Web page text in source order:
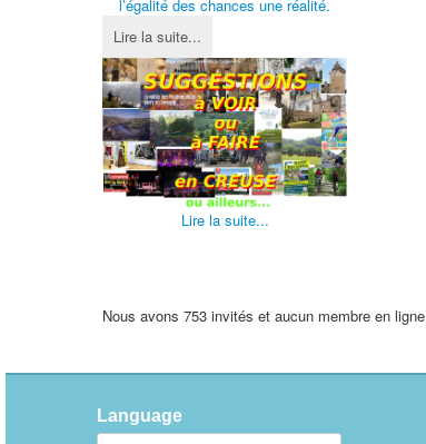
l’égalité des chances une réalité.
Lire la suite...
Lire la suite...
Nous avons 753 invités et aucun membre en ligne
Language